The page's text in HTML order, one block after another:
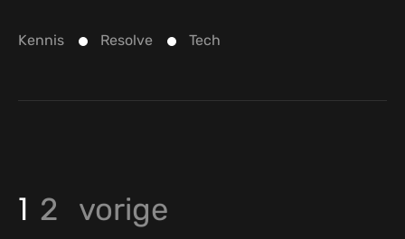
Kennis Resolve Tech
1 2 vorige